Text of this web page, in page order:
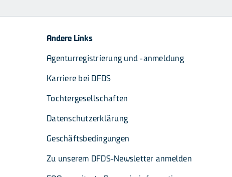
Andere Links
Agenturregistrierung und -anmeldung
Karriere bei DFDS
Tochtergesellschaften
Datenschutzerklärung
Geschäftsbedingungen
Zu unserem DFDS-Newsletter anmelden